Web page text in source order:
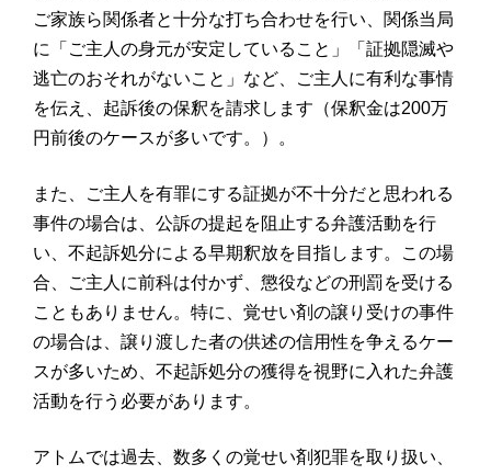
ご家族ら関係者と十分な打ち合わせを行い、関係当局
に「ご主人の身元が安定していること」「証拠隠滅や
逃亡のおそれがないこと」など、ご主人に有利な事情
を伝え、起訴後の保釈を請求します（保釈金は200万
円前後のケースが多いです。）。
また、ご主人を有罪にする証拠が不十分だと思われる
事件の場合は、公訴の提起を阻止する弁護活動を行
い、不起訴処分による早期釈放を目指します。この場
合、ご主人に前科は付かず、懲役などの刑罰を受ける
こともありません。特に、覚せい剤の譲り受けの事件
の場合は、譲り渡した者の供述の信用性を争えるケー
スが多いため、不起訴処分の獲得を視野に入れた弁護
活動を行う必要があります。
アトムでは過去、数多くの覚せい剤犯罪を取り扱い、